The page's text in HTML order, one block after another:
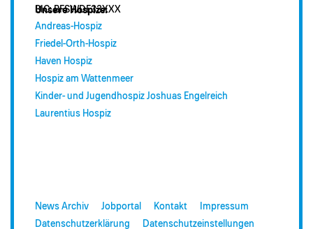
BIC: BFSWDE33XXX
Unsere Hospize:
Andreas-Hospiz
Friedel-Orth-Hospiz
Haven Hospiz
Hospiz am Wattenmeer
Kinder- und Jugendhospiz Joshuas Engelreich
Laurentius Hospiz
News Archiv Jobportal Kontakt
Impressum
Datenschutzerklärung
Datenschutzeinstellungen